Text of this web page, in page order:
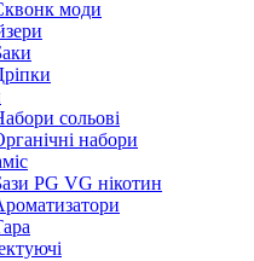
моди
сольові
набори
PG VG нікотин